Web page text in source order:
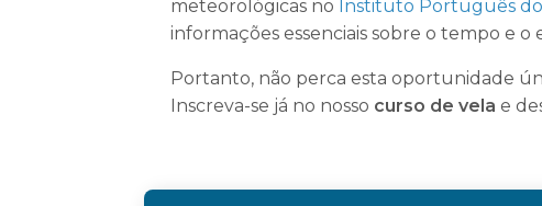
meteorológicas no Instituto Português do
informações essenciais sobre o tempo e o
Portanto, não perca esta oportunidade
Inscreva-se já no nosso curso de vela e